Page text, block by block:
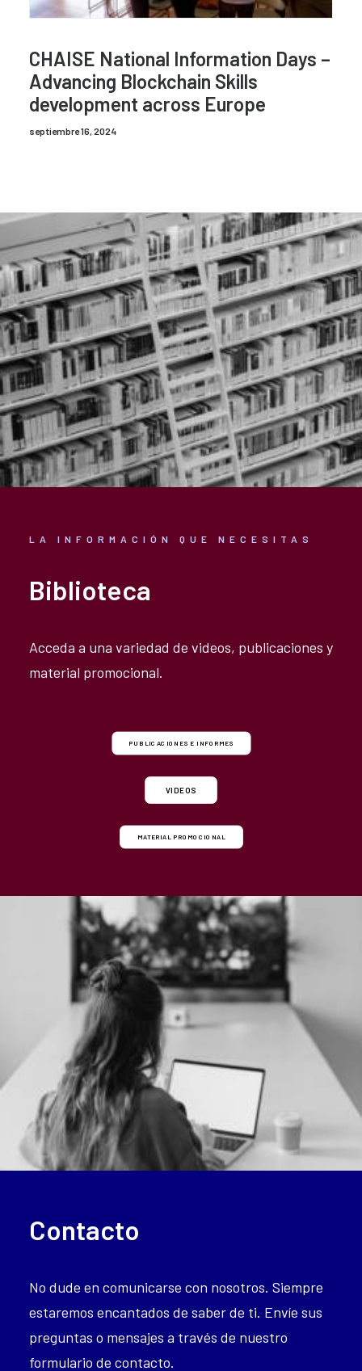
CHAISE National Information Days –
Advancing Blockchain Skills
development across Europe
septiembre 16, 2024
LA INFORMACIÓN QUE NECESITAS
Biblioteca
Acceda a una variedad de videos, publicaciones y
material promocional.
PUBLICACIONES E INFORMES
VIDEOS
MATERIAL PROMOCIONAL
Contacto
No dude en comunicarse con nosotros. Siempre
estaremos encantados de saber de ti. Envíe sus
preguntas o mensajes a través de nuestro
formulario de contacto.